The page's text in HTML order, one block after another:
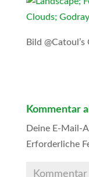
Bild
Kommentar
Deine E-Mail-
Erforderliche